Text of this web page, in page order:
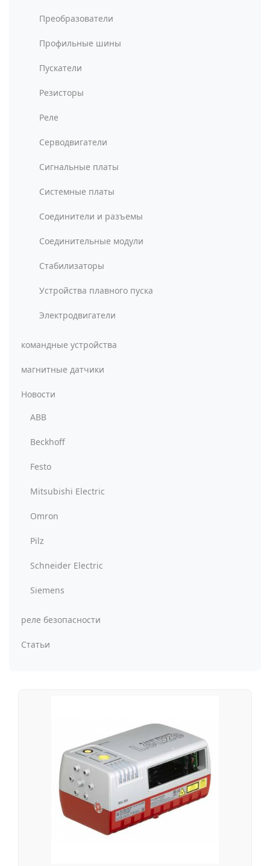
Преобразователи
Профильные шины
Пускатели
Резисторы
Реле
Серводвигатели
Сигнальные платы
Системные платы
Соединители и разъемы
Соединительные модули
Стабилизаторы
Устройства плавного пуска
Электродвигатели
командные устройства
магнитные датчики
Новости
ABB
Beckhoff
Festo
Mitsubishi Electric
Omron
Pilz
Schneider Electric
Siemens
реле безопасности
Статьи